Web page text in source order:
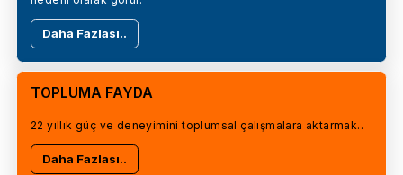
Daha Fazlası..
TOPLUMA FAYDA
22 yıllık güç ve deneyimini toplumsal çalışmalara aktarmak..
Daha Fazlası..